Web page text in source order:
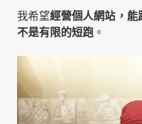
我希望經營個人網站，能
不是有限的短跑 。